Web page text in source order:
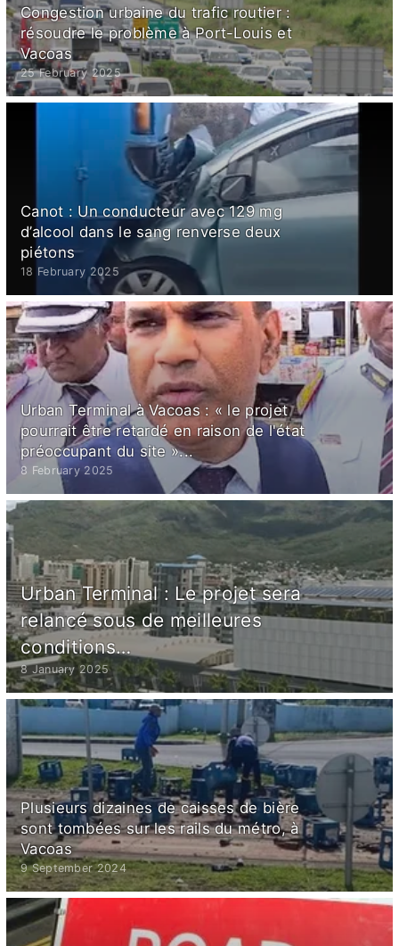
Congestion urbaine du trafic routier :
résoudre le problème à Port-Louis et
Vacoas
25 February 2025
Canot : Un conducteur avec 129 mg
d’alcool dans le sang renverse deux
piétons
18 February 2025
Urban Terminal à Vacoas : « le projet
pourrait être retardé en raison de l'état
préoccupant du site »...
8 February 2025
Urban Terminal : Le projet sera
relancé sous de meilleures
conditions…
8 January 2025
Plusieurs dizaines de caisses de bière
sont tombées sur les rails du métro, à
Vacoas
9 September 2024